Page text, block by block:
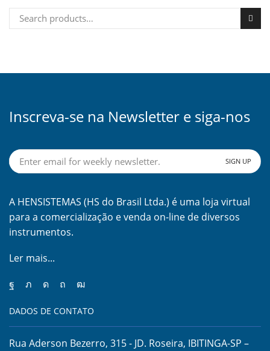
Search for:
Inscreva-se na Newsletter e siga-nos
A HENSISTEMAS (HS do Brasil Ltda.) é uma loja virtual
para a comercialização e venda on-line de diversos
instrumentos.
Ler mais...
DADOS DE CONTATO
Rua Aderson Bezerro, 315 - JD. Roseira, IBITINGA-SP –